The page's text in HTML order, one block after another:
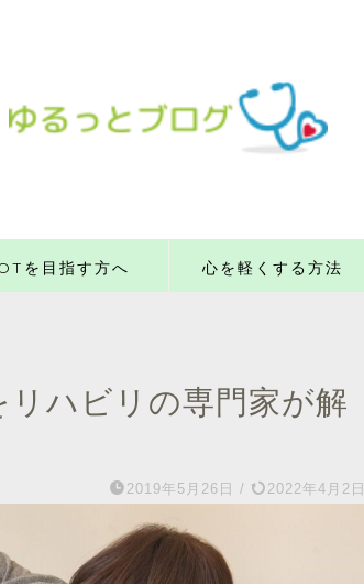
を目指す方へ 心を軽くする方法
ハビリの専門家が解
2019年5月26日 / 2022年4月2日